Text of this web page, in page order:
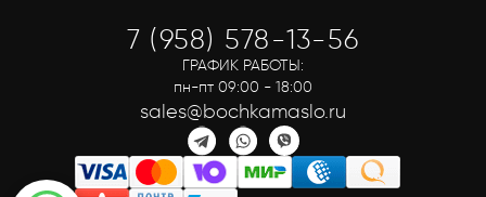
7 (958) 578-13-56
ГРАФИК РАБОТЫ:
пн-пт 09:00 - 18:00
sales@bochkamaslo.ru